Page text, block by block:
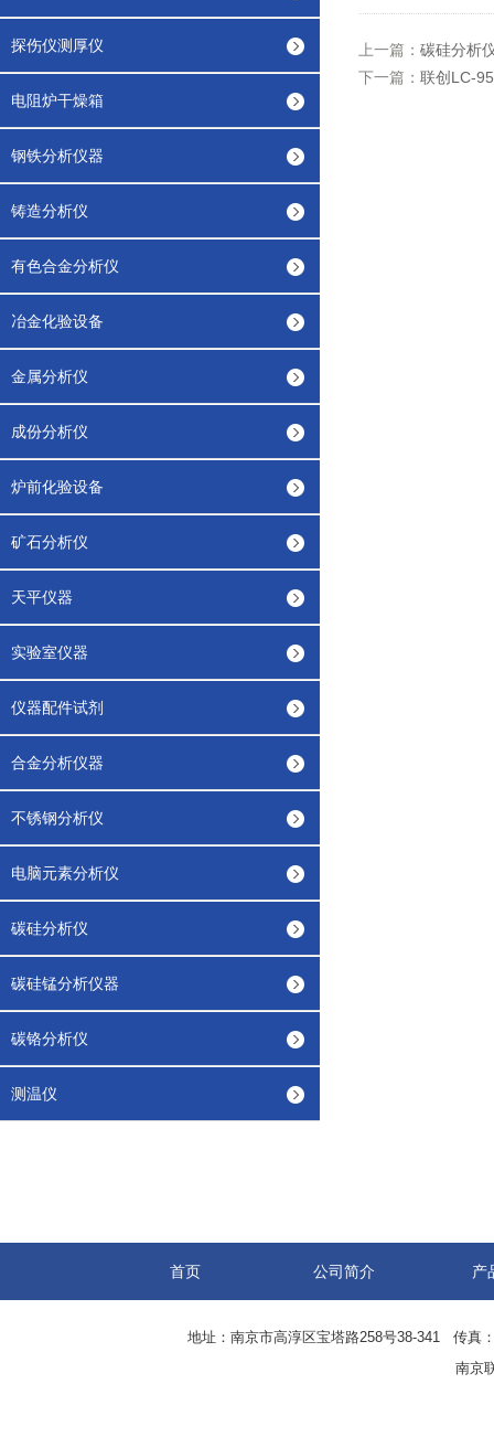
探伤仪测厚仪
电阻炉干燥箱
钢铁分析仪器
铸造分析仪
有色合金分析仪
冶金化验设备
金属分析仪
成份分析仪
炉前化验设备
矿石分析仪
天平仪器
实验室仪器
仪器配件试剂
合金分析仪器
不锈钢分析仪
电脑元素分析仪
碳硅分析仪
碳硅锰分析仪器
碳铬分析仪
测温仪
上一篇： 碳硅分析
下一篇： 联创LC-
首页 公司简介 产
地址：南京市高淳区宝塔路258号38-341 传真
南京